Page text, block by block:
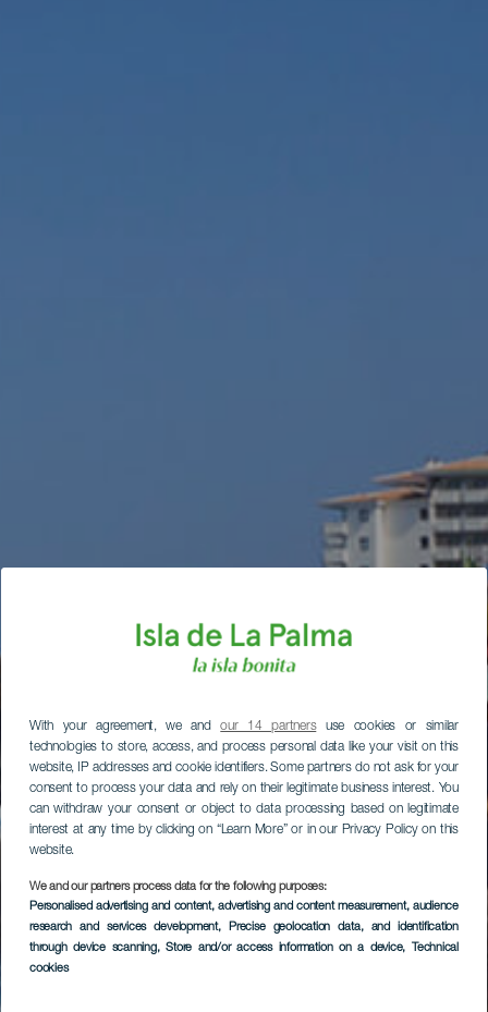
With your agreement, we andour 14 partnersuse cookies or similar
technologies to store, access, and process personal data like your visit on this
website, IP addresses and cookie identifiers. Some partners do not ask for your
consent to process your data and rely on their legitimate business interest. You
can withdraw your consent or object to data processing based on legitimate
interest at any time by clicking on “Learn More” or in our Privacy Policy on this
website.
We and our partners process data for the following purposes:
Personalised advertising and content, advertising and content measurement, audience
research and services development, Precise geolocation data, and identification
through device scanning, Store and/or access information on a device, Technical
cookies